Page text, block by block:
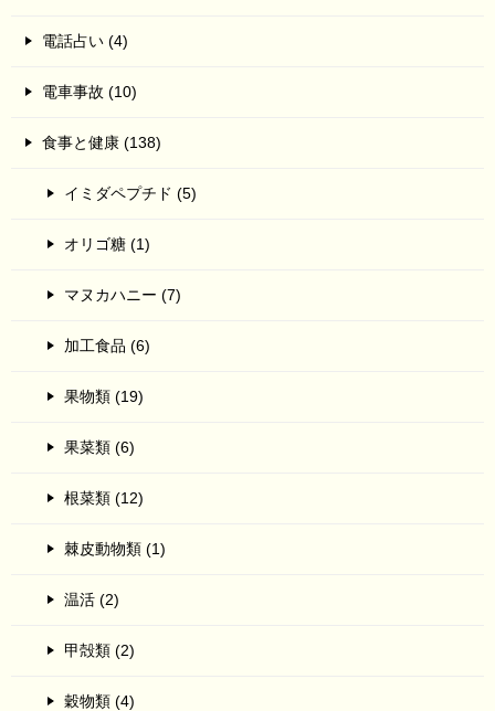
電話占い (4)
電車事故 (10)
食事と健康 (138)
イミダペプチド (5)
オリゴ糖 (1)
マヌカハニー (7)
加工食品 (6)
果物類 (19)
果菜類 (6)
根菜類 (12)
棘皮動物類 (1)
温活 (2)
甲殻類 (2)
穀物類 (4)